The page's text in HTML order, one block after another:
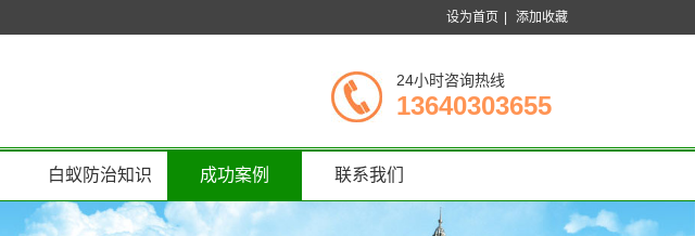
设为首页 添加收藏
24小时咨询热线
13640303655
白蚁防治知识 成功案例 联系我们